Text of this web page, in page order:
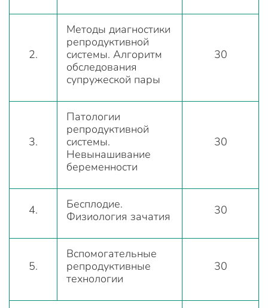
2.
Методы диагностики
репродуктивной
системы. Алгоритм
обследования
супружеской пары
30
3.
Патологии
репродуктивной
системы.
Невынашивание
беременности
30
4.
Бесплодие.
Физиология зачатия
30
5.
Вспомогательные
репродуктивные
технологии
30